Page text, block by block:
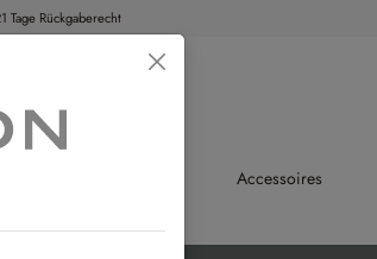
Tage Rückgaberecht
Accessoires